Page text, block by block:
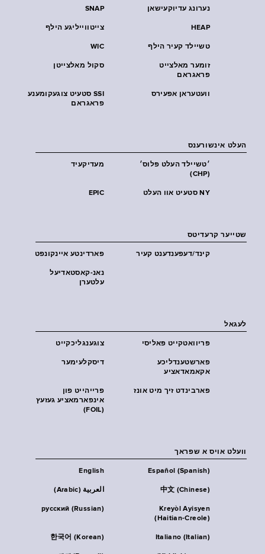
SNAP נערונג עדיוקעישאן
צייטווייליגע הילף HEAP
WIC טשיילד קעיר הילף
סקול מאלצייטן
זומער מאלצייט
פראגראם
SSI סטעיט צוגעקומענע
פראגראם
וועטעראן אפעירס
העלט אינשורענס
מעדיקעיד
׳טשיילד העלט פּלוס׳
(CHP)
EPIC NY סטעיט אוו העלט
שטייער קרעדיטס
פארדינטע איינקונפט קינד/דעפענדענט קעיר
נאנ-קאסטאדיעל
עלטערן
לעגאל
צוגענגליכקייט פּריוואטקייט פּאליסי
דיסקלעימער
פארשטענדליכע
אקאמאדאציע
פרייהייט פון
אינפארמאציע געזעץ
(FOIL)
פארבינדט זיך מיט אונז
וועלט אויס א שפראך
English Español (Spanish)
العربية (Arabic) 中文 (Chinese)
русский (Russian)
Kreyòl Ayisyen
(Haitian-Creole)
한국어 (Korean) Italiano (Italian)